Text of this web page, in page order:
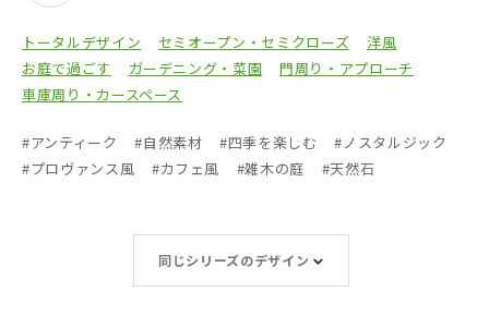
トータルデザイン セミオープン・セミクローズ
洋風
お庭で過ごす
ガーデニング・菜園
門周り・アプローチ
車庫周り・カースペース
#アンティーク #自然素材 #四季を楽しむ #ノスタルジック
#プロヴァンス風 #カフェ風 #雑木の庭 #天然石
同じシリーズのデザイン